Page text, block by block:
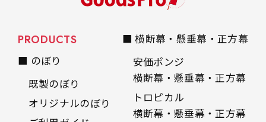
PRODUCTS
■ のぼり
既製のぼり
オリジナルのぼり
■ 横断幕・懸垂幕・正方幕
安価ポンジ
横断幕・懸垂幕・正方幕
トロピカル
横断幕・懸垂幕・正方幕